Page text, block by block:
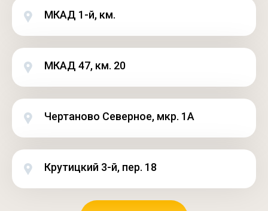
МКАД 1-й, км.
МКАД 47, км. 20
Чертаново Северное, мкр. 1А
Крутицкий 3-й, пер. 18